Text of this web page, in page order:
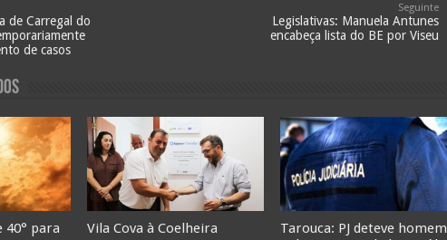
de Carregal do
de casos
Seguinte
Legislativas: Manuela Antunes
encabeça lista do BE por Viseu
40° para
Vila Cova à Coelheira
Tarouca: PJ deteve homem